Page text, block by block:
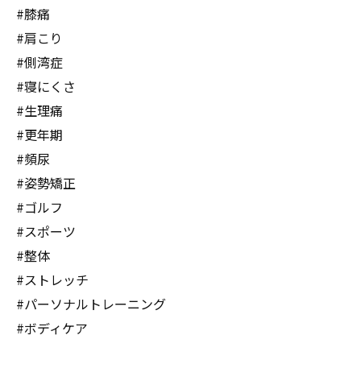
#膝痛
#肩こり
#側湾症
#寝にくさ
#生理痛
#更年期
#頻尿
#姿勢矯正
#ゴルフ
#スポーツ
#整体
#ストレッチ
#パーソナルトレーニング
#ボディケア